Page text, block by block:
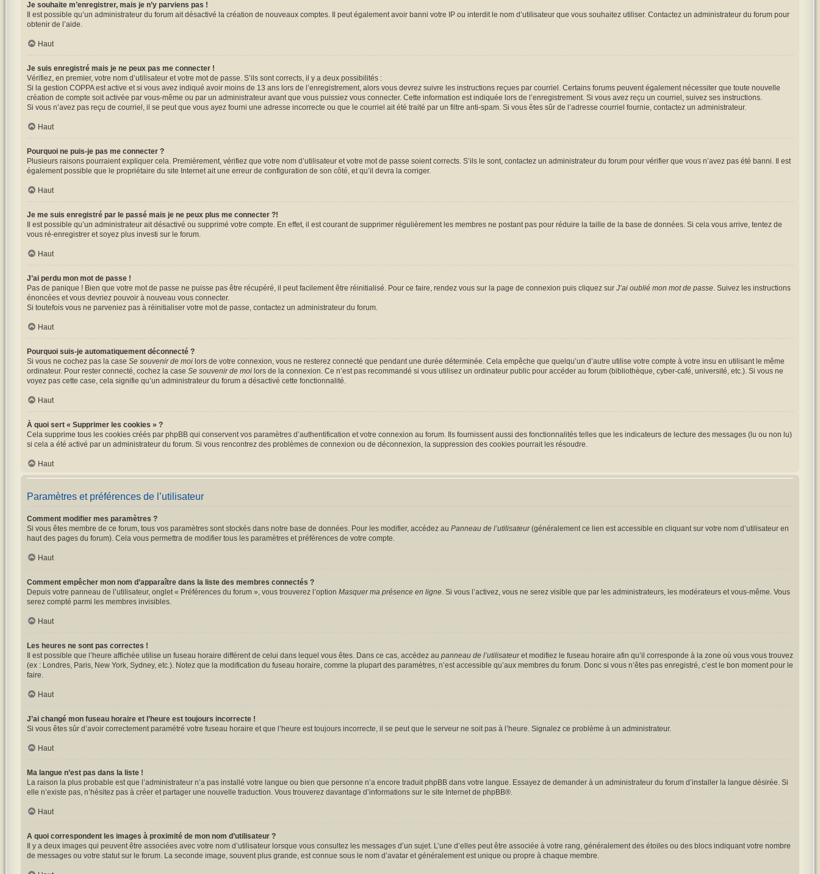
Je souhaite m’enregistrer, mais je n’y parviens pas !
Il est possible qu’un administrateur du forum ait désactivé la création de nouveaux comptes. Il peut également avoir banni votre IP ou interdit le nom d’utilisateur que vous souhaitez utiliser. Contactez un administrateur du forum pour
obtenir de l’aide.
Haut
Je suis enregistré mais je ne peux pas me connecter !
Vérifiez, en premier, votre nom d’utilisateur et votre mot de passe. S’ils sont corrects, il y a deux possibilités :
Si la gestion COPPA est active et si vous avez indiqué avoir moins de 13 ans lors de l’enregistrement, alors vous devrez suivre les instructions reçues par courriel. Certains forums peuvent également nécessiter que toute nouvelle
création de compte soit activée par vous-même ou par un administrateur avant que vous puissiez vous connecter. Cette information est indiquée lors de l’enregistrement. Si vous avez reçu un courriel, suivez ses instructions.
Si vous n’avez pas reçu de courriel, il se peut que vous ayez fourni une adresse incorrecte ou que le courriel ait été traité par un filtre anti-spam. Si vous êtes sûr de l’adresse courriel fournie, contactez un administrateur.
Haut
Pourquoi ne puis-je pas me connecter ?
Plusieurs raisons pourraient expliquer cela. Premièrement, vérifiez que votre nom d’utilisateur et votre mot de passe soient corrects. S’ils le sont, contactez un administrateur du forum pour vérifier que vous n’avez pas été banni. Il est
également possible que le propriétaire du site Internet ait une erreur de configuration de son côté, et qu’il devra la corriger.
Haut
Je me suis enregistré par le passé mais je ne peux plus me connecter ?!
Il est possible qu’un administrateur ait désactivé ou supprimé votre compte. En effet, il est courant de supprimer régulièrement les membres ne postant pas pour réduire la taille de la base de données. Si cela vous arrive, tentez de
vous ré-enregistrer et soyez plus investi sur le forum.
Haut
J’ai perdu mon mot de passe !
Pas de panique ! Bien que votre mot de passe ne puisse pas être récupéré, il peut facilement être réinitialisé. Pour ce faire, rendez vous sur la page de connexion puis cliquez sur J’ai oublié mon mot de passe. Suivez les instructions
énoncées et vous devriez pouvoir à nouveau vous connecter.
Si toutefois vous ne parveniez pas à réinitialiser votre mot de passe, contactez un administrateur du forum.
Haut
Pourquoi suis-je automatiquement déconnecté ?
Si vous ne cochez pas la case Se souvenir de moilors de votre connexion, vous ne resterez connecté que pendant une durée déterminée. Cela empêche que quelqu’un d’autre utilise votre compte à votre insu en utilisant le même
ordinateur. Pour rester connecté, cochez la case Se souvenir de moilors de la connexion. Ce n’est pas recommandé si vous utilisez un ordinateur public pour accéder au forum (bibliothèque, cyber-café, université, etc.). Si vous ne
voyez pas cette case, cela signifie qu’un administrateur du forum a désactivé cette fonctionnalité.
Haut
À quoi sert « Supprimer les cookies » ?
Cela supprime tous les cookies créés par phpBB qui conservent vos paramètres d’authentification et votre connexion au forum. Ils fournissent aussi des fonctionnalités telles que les indicateurs de lecture des messages (lu ou non lu)
si cela a été activé par un administrateur du forum. Si vous rencontrez des problèmes de connexion ou de déconnexion, la suppression des cookies pourrait les résoudre.
Haut
Paramètres et préférences de l’utilisateur
Comment modifier mes paramètres ?
Si vous êtes membre de ce forum, tous vos paramètres sont stockés dans notre base de données. Pour les modifier, accédez au Panneau de l’utilisateur(généralement ce lien est accessible en cliquant sur votre nom d’utilisateur en
haut des pages du forum). Cela vous permettra de modifier tous les paramètres et préférences de votre compte.
Haut
Comment empêcher mon nom d’apparaître dans la liste des membres connectés ?
Depuis votre panneau de l’utilisateur, onglet « Préférences du forum », vous trouverez l’option Masquer ma présence en ligne. Si vous l’activez, vous ne serez visible que par les administrateurs, les modérateurs et vous-même. Vous
serez compté parmi les membres invisibles.
Haut
Les heures ne sont pas correctes !
Il est possible que l’heure affichée utilise un fuseau horaire différent de celui dans lequel vous êtes. Dans ce cas, accédez au panneau de l’utilisateuret modifiez le fuseau horaire afin qu’il corresponde à la zone où vous vous trouvez
(ex : Londres, Paris, New York, Sydney, etc.). Notez que la modification du fuseau horaire, comme la plupart des paramètres, n’est accessible qu’aux membres du forum. Donc si vous n’êtes pas enregistré, c’est le bon moment pour le
faire.
Haut
J’ai changé mon fuseau horaire et l’heure est toujours incorrecte !
Si vous êtes sûr d’avoir correctement paramétré votre fuseau horaire et que l’heure est toujours incorrecte, il se peut que le serveur ne soit pas à l’heure. Signalez ce problème à un administrateur.
Haut
Ma langue n’est pas dans la liste !
La raison la plus probable est que l’administrateur n’a pas installé votre langue ou bien que personne n’a encore traduit phpBB dans votre langue. Essayez de demander à un administrateur du forum d’installer la langue désirée. Si
elle n’existe pas, n’hésitez pas à créer et partager une nouvelle traduction. Vous trouverez davantage d’informations sur le site Internet de phpBB®.
Haut
A quoi correspondent les images à proximité de mon nom d’utilisateur ?
Il y a deux images qui peuvent être associées avec votre nom d’utilisateur lorsque vous consultez les messages d’un sujet. L’une d’elles peut être associée à votre rang, généralement des étoiles ou des blocs indiquant votre nombre
de messages ou votre statut sur le forum. La seconde image, souvent plus grande, est connue sous le nom d’avatar et généralement est unique ou propre à chaque membre.